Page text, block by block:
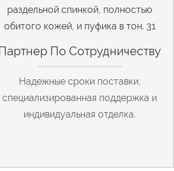
По Сотрудничеству
Надежные сроки поставки,
специализированная поддержка и
индивидуальная отделка.